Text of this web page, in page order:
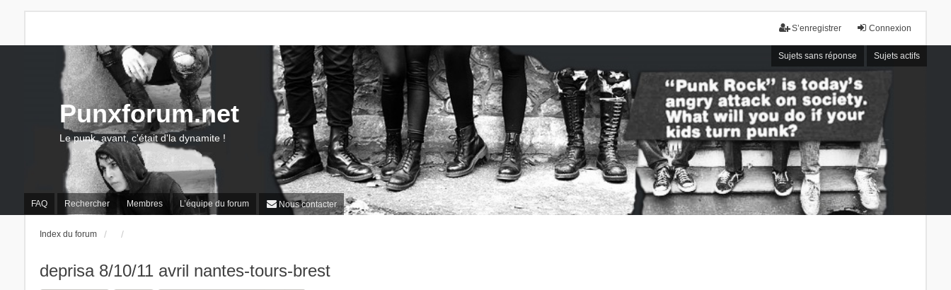
Connexion
S’enregistrer
Sujets sans réponse Sujets actifs
FAQ Rechercher Membres L’équipe du forum Nous contacter
Punxforum.net
Le punk, avant, c'était d'la dynamite !
Index du forum
deprisa 8/10/11 avril nantes-tours-brest